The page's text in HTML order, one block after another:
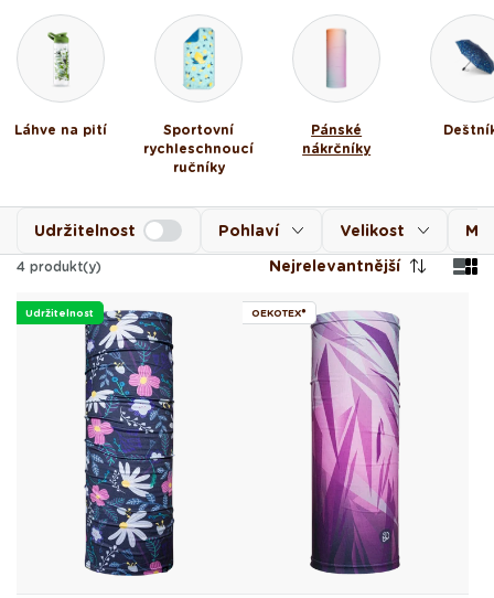
Láhve na pití
Sportovní
rychleschnoucí
ručníky
Pánské
nákrčníky
Pohlaví Velikost
Udržitelnost
4 produkt(y) Nejrelevantnější
Udržitelnost OEKOTEX®